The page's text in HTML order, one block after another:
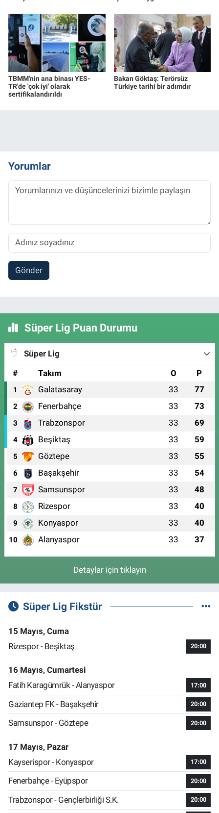
TBMM'nin ana binası YES-
TR'de 'çok iyi' olarak
sertifikalandırıldı
Bakan Göktaş: Terörsüz
Türkiye tarihi bir adımdır
Yorumlar
Gönder
Süper Lig Puan Durumu
Süper Lig
#
Takım O P
1 Galatasaray 33 77
2 Fenerbahçe 33 73
3 Trabzonspor 33 69
4 Beşiktaş 33 59
5 Göztepe 33 55
6 Başakşehir 33 54
7 Samsunspor 33 48
8 Rizespor 33 40
9 Konyaspor 33 40
10 Alanyaspor 33 37
Detaylar için tıklayın
Süper Lig Fikstür
15 Mayıs, Cuma
Rizespor - Beşiktaş
20:00
16 Mayıs, Cumartesi
Fatih Karagümrük - Alanyaspor
17:00
Gaziantep FK - Başakşehir 20:00
Samsunspor - Göztepe 20:00
17 Mayıs, Pazar
Kayserispor - Konyaspor
17:00
Fenerbahçe - Eyüpspor 20:00
Trabzonspor - Gençlerbirliği S.K. 20:00